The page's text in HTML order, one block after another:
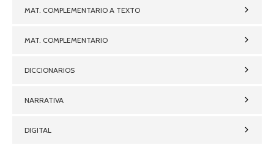
MAT. COMPLEMENTARIO A TEXTO
MAT. COMPLEMENTARIO
DICCIONARIOS
NARRATIVA
DIGITAL